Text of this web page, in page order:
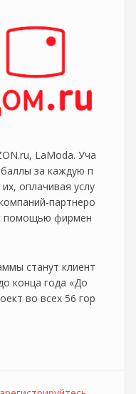
LaModa. Уча
за каждую п
оплачивая услу
партнеро
помощью фирмен
станут клиент
конца года «До
во всех 56 гор